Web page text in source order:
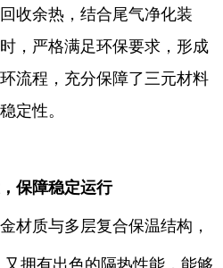
收余热，结合尾气净化装
，严格满足环保要求，形成
流程，充分保障了三元材料
定性。
保障稳定运行
材质与多层复合保温结构，
拥有出色的隔热性能，能够